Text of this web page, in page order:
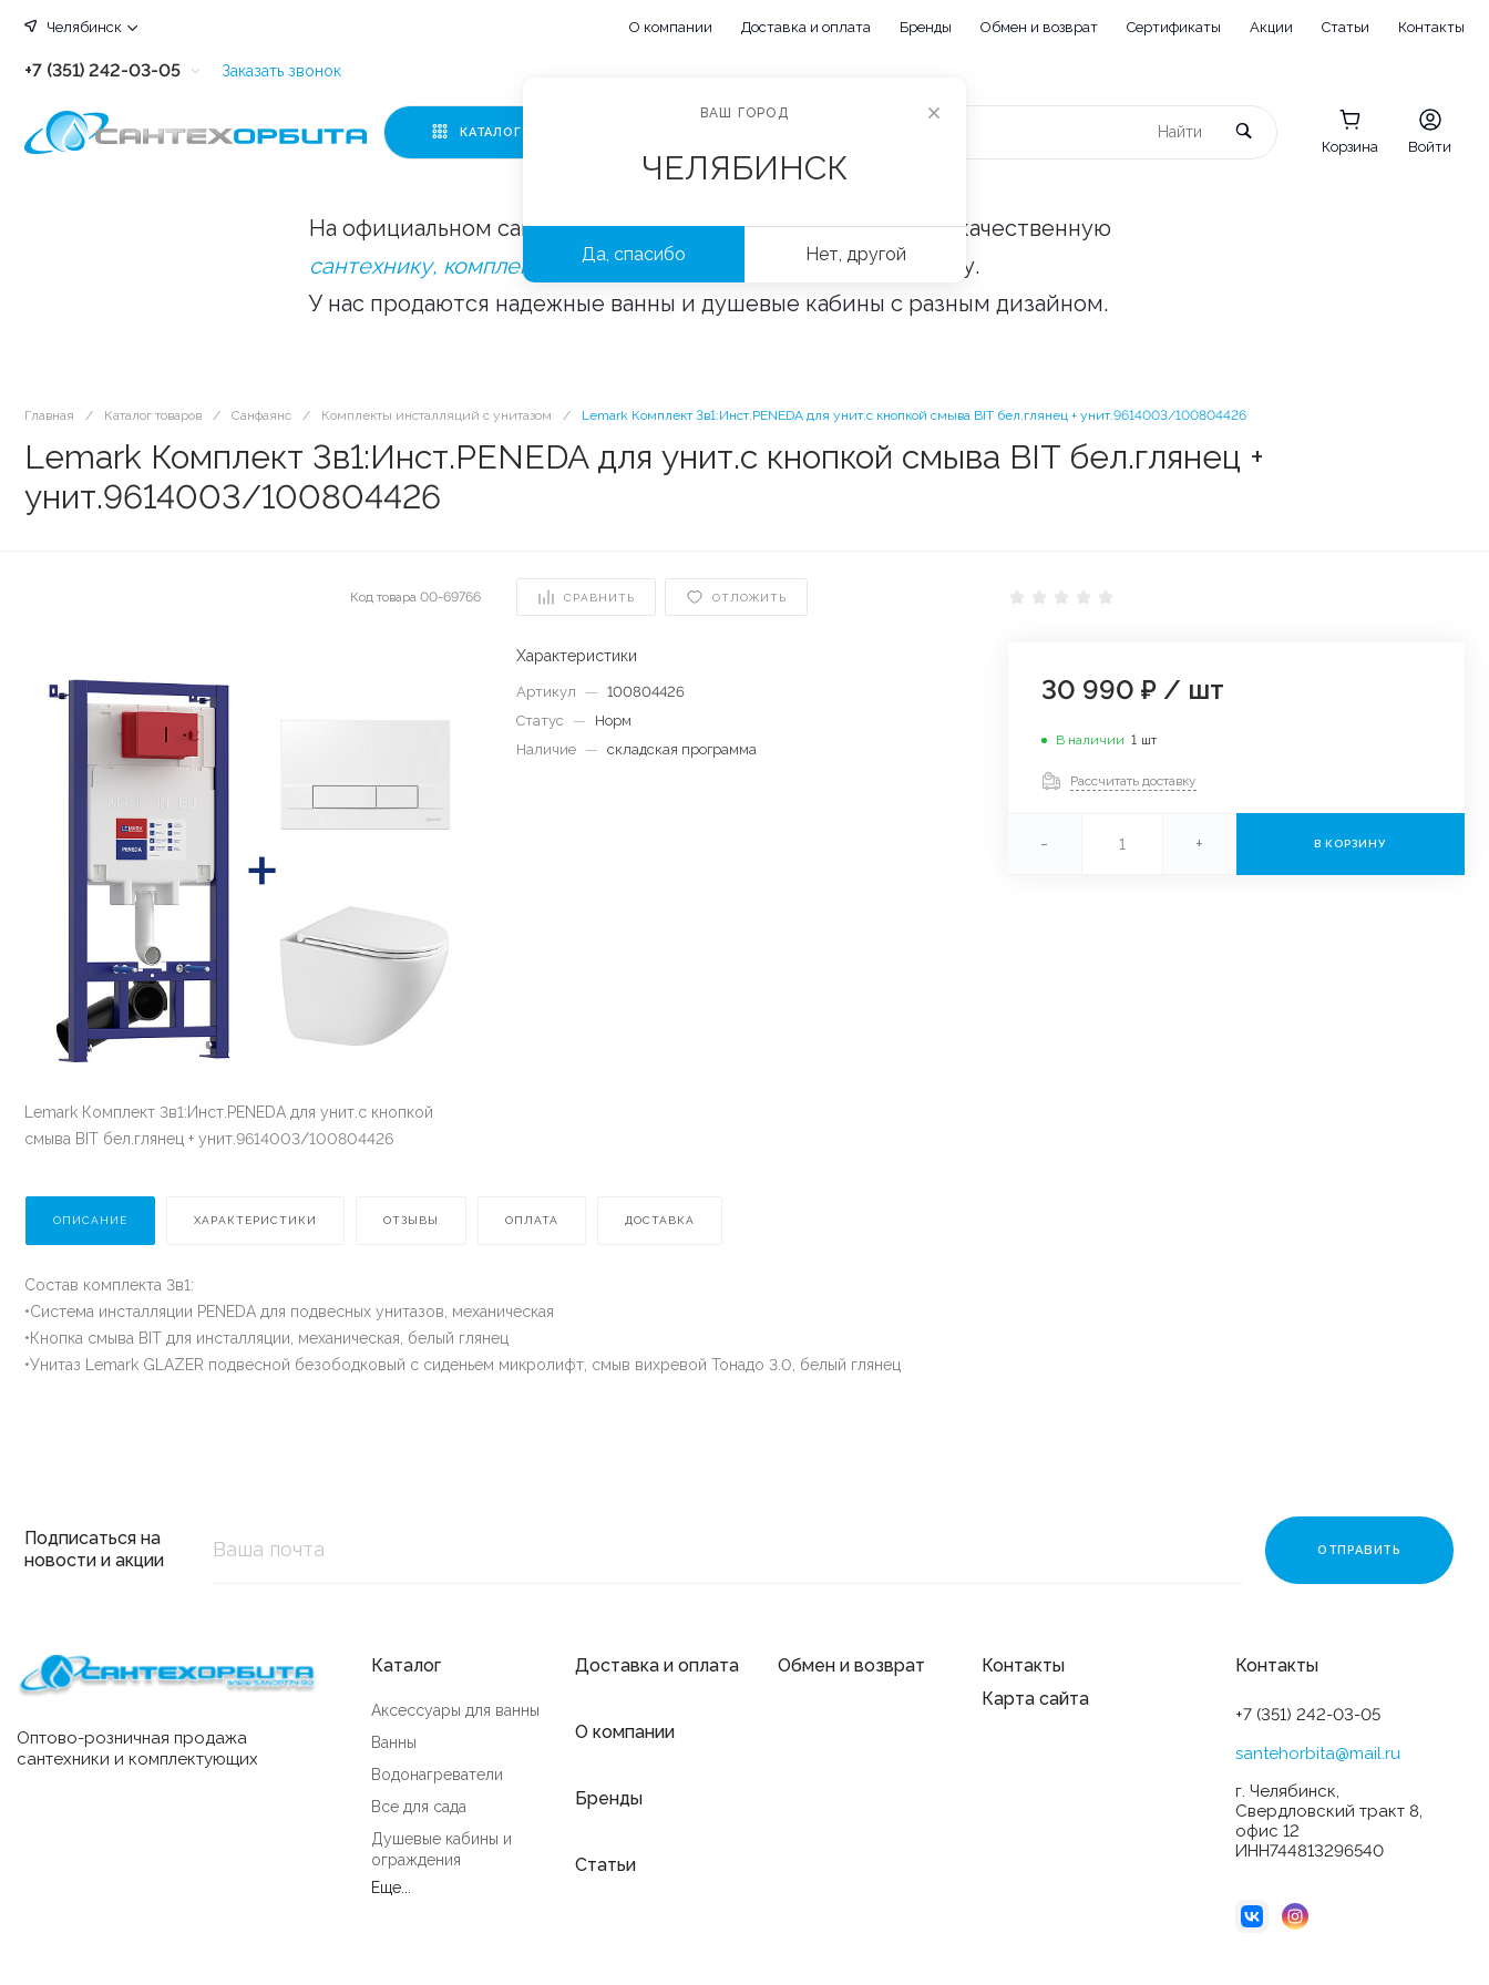
Челябинск О компании Доставка и оплата Бренды Обмен и возврат Сертификаты Акции Статьи Контакты
+7 (351) 242-03-05
+7 (351) 242-03-63
Заказать звонок
КАТАЛОГ
Корзина Войти
На официальном сайте «Сантехорбита» вы можете купить качественную
сантехнику, комплектующие и аксессуары
оптом и в розницу.
У нас продаются надежные ванны и душевые кабины с разным дизайном.
Главная / Каталог товаров / Санфаянс / Комплекты инсталляций с унитазом / Lemark Комплект 3в1:Инст.PENEDA для унит.с кнопкой смыва BIT бел.глянец + унит.9614003/100804426
Lemark Комплект 3в1:Инст.PENEDA для унит.с кнопкой смыва BIT бел.глянец +
унит.9614003/100804426
Код товара 00-69766 СРАВНИТЬ ОТЛОЖИТЬ
Lemark Комплект 3в1:Инст.PENEDA для унит.с кнопкой
смыва BIT бел.глянец + унит.9614003/100804426
Характеристики
Артикул — 100804426
Статус
—
Норм
Наличие
— складская программа
30 990 ₽ / шт
В наличии 1 шт
Рассчитать доставку
- + В КОРЗИНУ
ОПИСАНИЕ ХАРАКТЕРИСТИКИ ОТЗЫВЫ ОПЛАТА ДОСТАВКА
Состав комплекта 3в1:
•Система инсталляции PENEDA для подвесных унитазов, механическая
•Кнопка смыва BIT для инсталляции, механическая, белый глянец
•Унитаз Lemark GLAZER подвесной безободковый с сиденьем микролифт, смыв вихревой Тонадо 3.0, белый глянец
Подписаться на
новости и акции
Оптово-розничная продажа
сантехники и комплектующих
Каталог
Аксессуары для ванны
Ванны
Водонагреватели
Все для сада
Душевые кабины и
ограждения
Еще...
Доставка и оплата
О компании
Бренды
Статьи
Обмен и возврат
Контакты
Карта сайта
Контакты
+7 (351) 242-03-05
santehorbita@mail.ru
г. Челябинск,
Свердловский тракт 8,
офис 12
ИНН744813296540
ВАШ ГОРОД
ЧЕЛЯБИНСК
Да, спасибо Нет, другой